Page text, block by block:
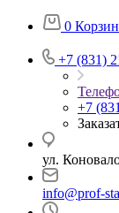
0
+7 (831)
+7
ул.
info@prof-